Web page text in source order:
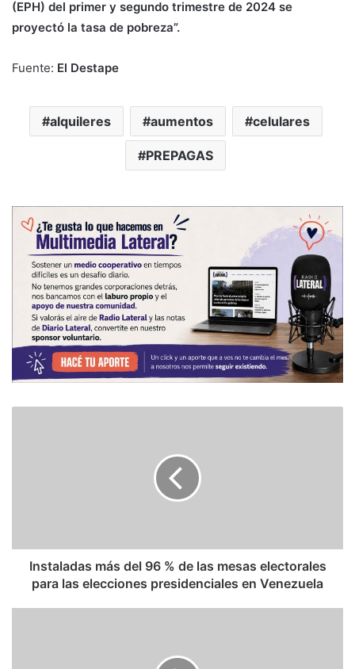
(EPH) del primer y segundo trimestre de 2024 se
proyectó la tasa de pobreza”.
Fuente: El Destape
alquileres aumentos celulares
PREPAGAS
Instaladas más del 96 % de las mesas electorales
para las elecciones presidenciales en Venezuela